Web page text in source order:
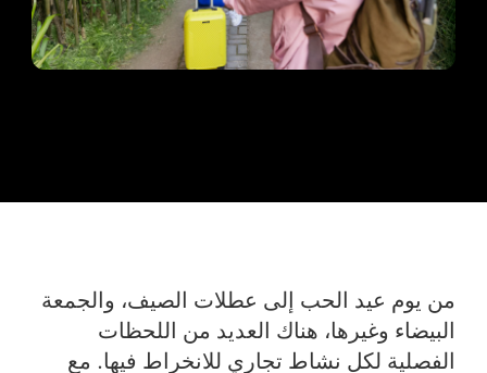
من يوم عيد الحب إلى عطلات الصيف، والجمعة
البيضاء وغيرها، هناك العديد من اللحظات
الفصلية لكل نشاط تجاري للانخراط فيها. مع